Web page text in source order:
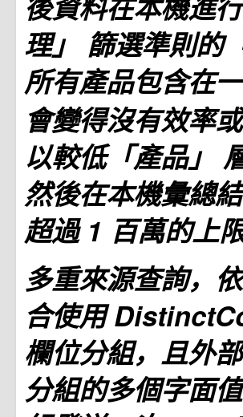
理」 篩選準則的
所有產品包含在
會變得沒有效率
以較低「產品」
然後在本機彙總
超過 1 百萬的上
多重來源查詢，
合使用
欄位分組，且外
分組的多個字面